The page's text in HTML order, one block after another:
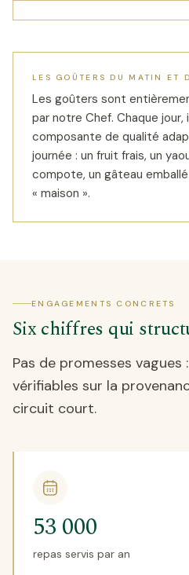
LES GOÛTERS DU MATIN ET
Les goûters sont
par notre Chef. Chaque
composante de qualité
journée : un fruit frais, un
compote, un gâteau
« maison ».
ENGAGEMENTS CONCRETS
Six chiffres qui
Pas de promesses vagues
vérifiables sur la
circuit court.
53 000
repas servis par an